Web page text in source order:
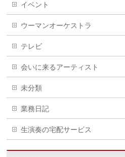
イベント
ウーマンオーケストラ
テレビ
会いに来るアーティスト
未分類
業務日記
生演奏の宅配サービス